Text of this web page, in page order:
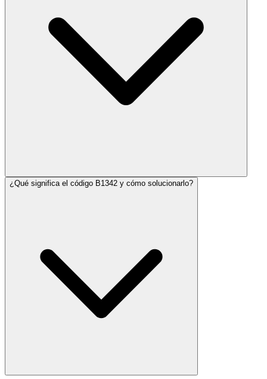
¿Qué significa el código B1342 y cómo solucionarlo?